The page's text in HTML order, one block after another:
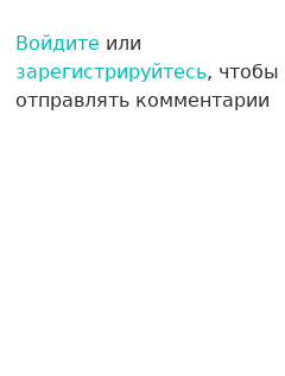
Войдите или
зарегистрируйтесь, чтобы
отправлять комментарии